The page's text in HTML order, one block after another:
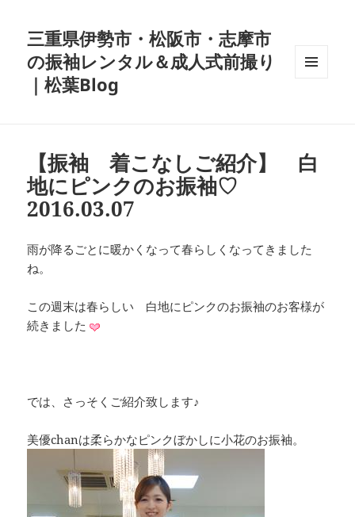
三重県伊勢市・松阪市・志摩市
の振袖レンタル＆成人式前撮り
｜松葉Blog
【振袖 着こなしご紹介】 白
地にピンクのお振袖♡
2016.03.07
雨が降るごとに暖かくなって春らしくなってきました
ね。
この週末は春らしい 白地にピンクのお振袖のお客様が
続きました
では、さっそくご紹介致します♪
美優chanは柔らかなピンクぼかしに小花のお振袖。